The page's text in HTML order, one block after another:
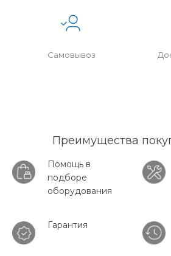
Самовывоз
Преимущества
Помощь в
подборе
оборудования
Гарантия